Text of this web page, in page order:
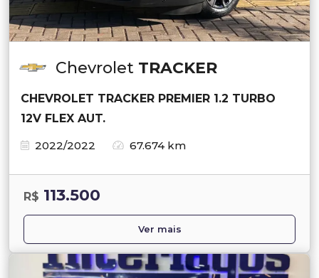
Chevrolet TRACKER
CHEVROLET TRACKER PREMIER 1.2 TURBO
12V FLEX AUT.
2022/2022
67.674 km
R$ 113.500
Ver mais